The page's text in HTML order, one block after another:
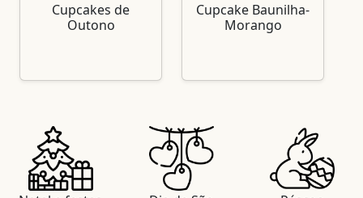
Cupcakes de
Outono
Cupcake Baunilha-
Morango